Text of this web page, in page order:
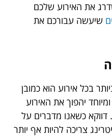
את האירוע שלכם
שיעשה עבורכם את
בכל אירוע הוא כמובן
יהפוך את האירוע
דווקא כשאנו מדברים על
צריכה להיות אף יותר